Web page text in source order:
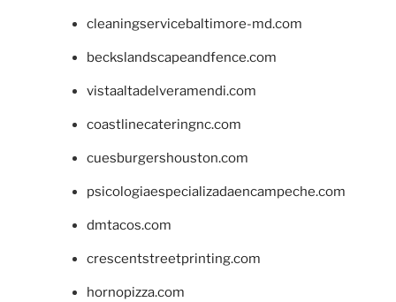
cleaningservicebaltimore-md.com
beckslandscapeandfence.com
vistaaltadelveramendi.com
coastlinecateringnc.com
cuesburgershouston.com
psicologiaespecializadaencampeche.com
dmtacos.com
crescentstreetprinting.com
hornopizza.com